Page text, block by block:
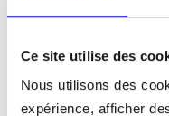
Ce site utilise des
Nous utilisons des
expérience, afficher